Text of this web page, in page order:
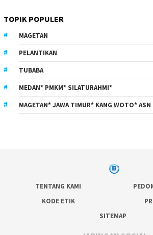
TOPIK POPULER
MAGETAN
PELANTIKAN
TUBABA
MEDAN* PMKM* SILATURAHMI*
MAGETAN* JAWA TIMUR* KANG WOTO* ASN
TENTANG KAMI
KODE ETIK
SITEMAP